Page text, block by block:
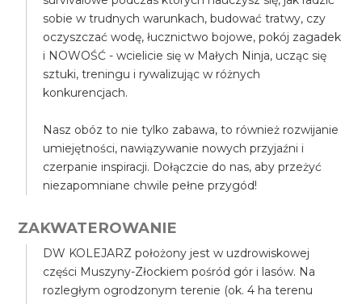
sobie w trudnych warunkach, budować tratwy, czy
oczyszczać wodę, łucznictwo bojowe, pokój zagadek
i NOWOŚĆ - wcielicie się w Małych Ninja, ucząc się
sztuki, treningu i rywalizując w różnych
konkurencjach.
Nasz obóz to nie tylko zabawa, to również rozwijanie
umiejętności, nawiązywanie nowych przyjaźni i
czerpanie inspiracji. Dołączcie do nas, aby przeżyć
niezapomniane chwile pełne przygód!
ZAKWATEROWANIE
DW KOLEJARZ położony jest w uzdrowiskowej
części Muszyny-Złockiem pośród gór i lasów. Na
rozległym ogrodzonym terenie (ok. 4 ha terenu